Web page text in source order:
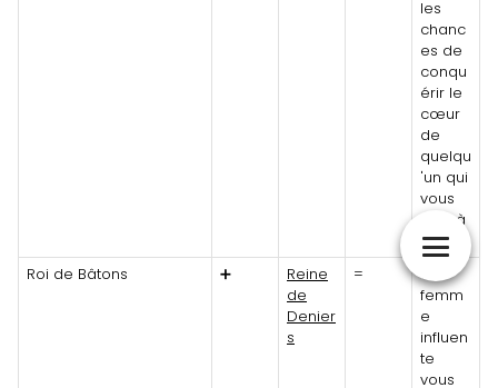
les
chanc
es de
conqu
érir le
cœur
de
quelqu
'un qui
vous
tient à
cœur.
Roi de Bâtons
➕
Reine
de
Denier
s
=
Une
femm
e
influen
te
vous